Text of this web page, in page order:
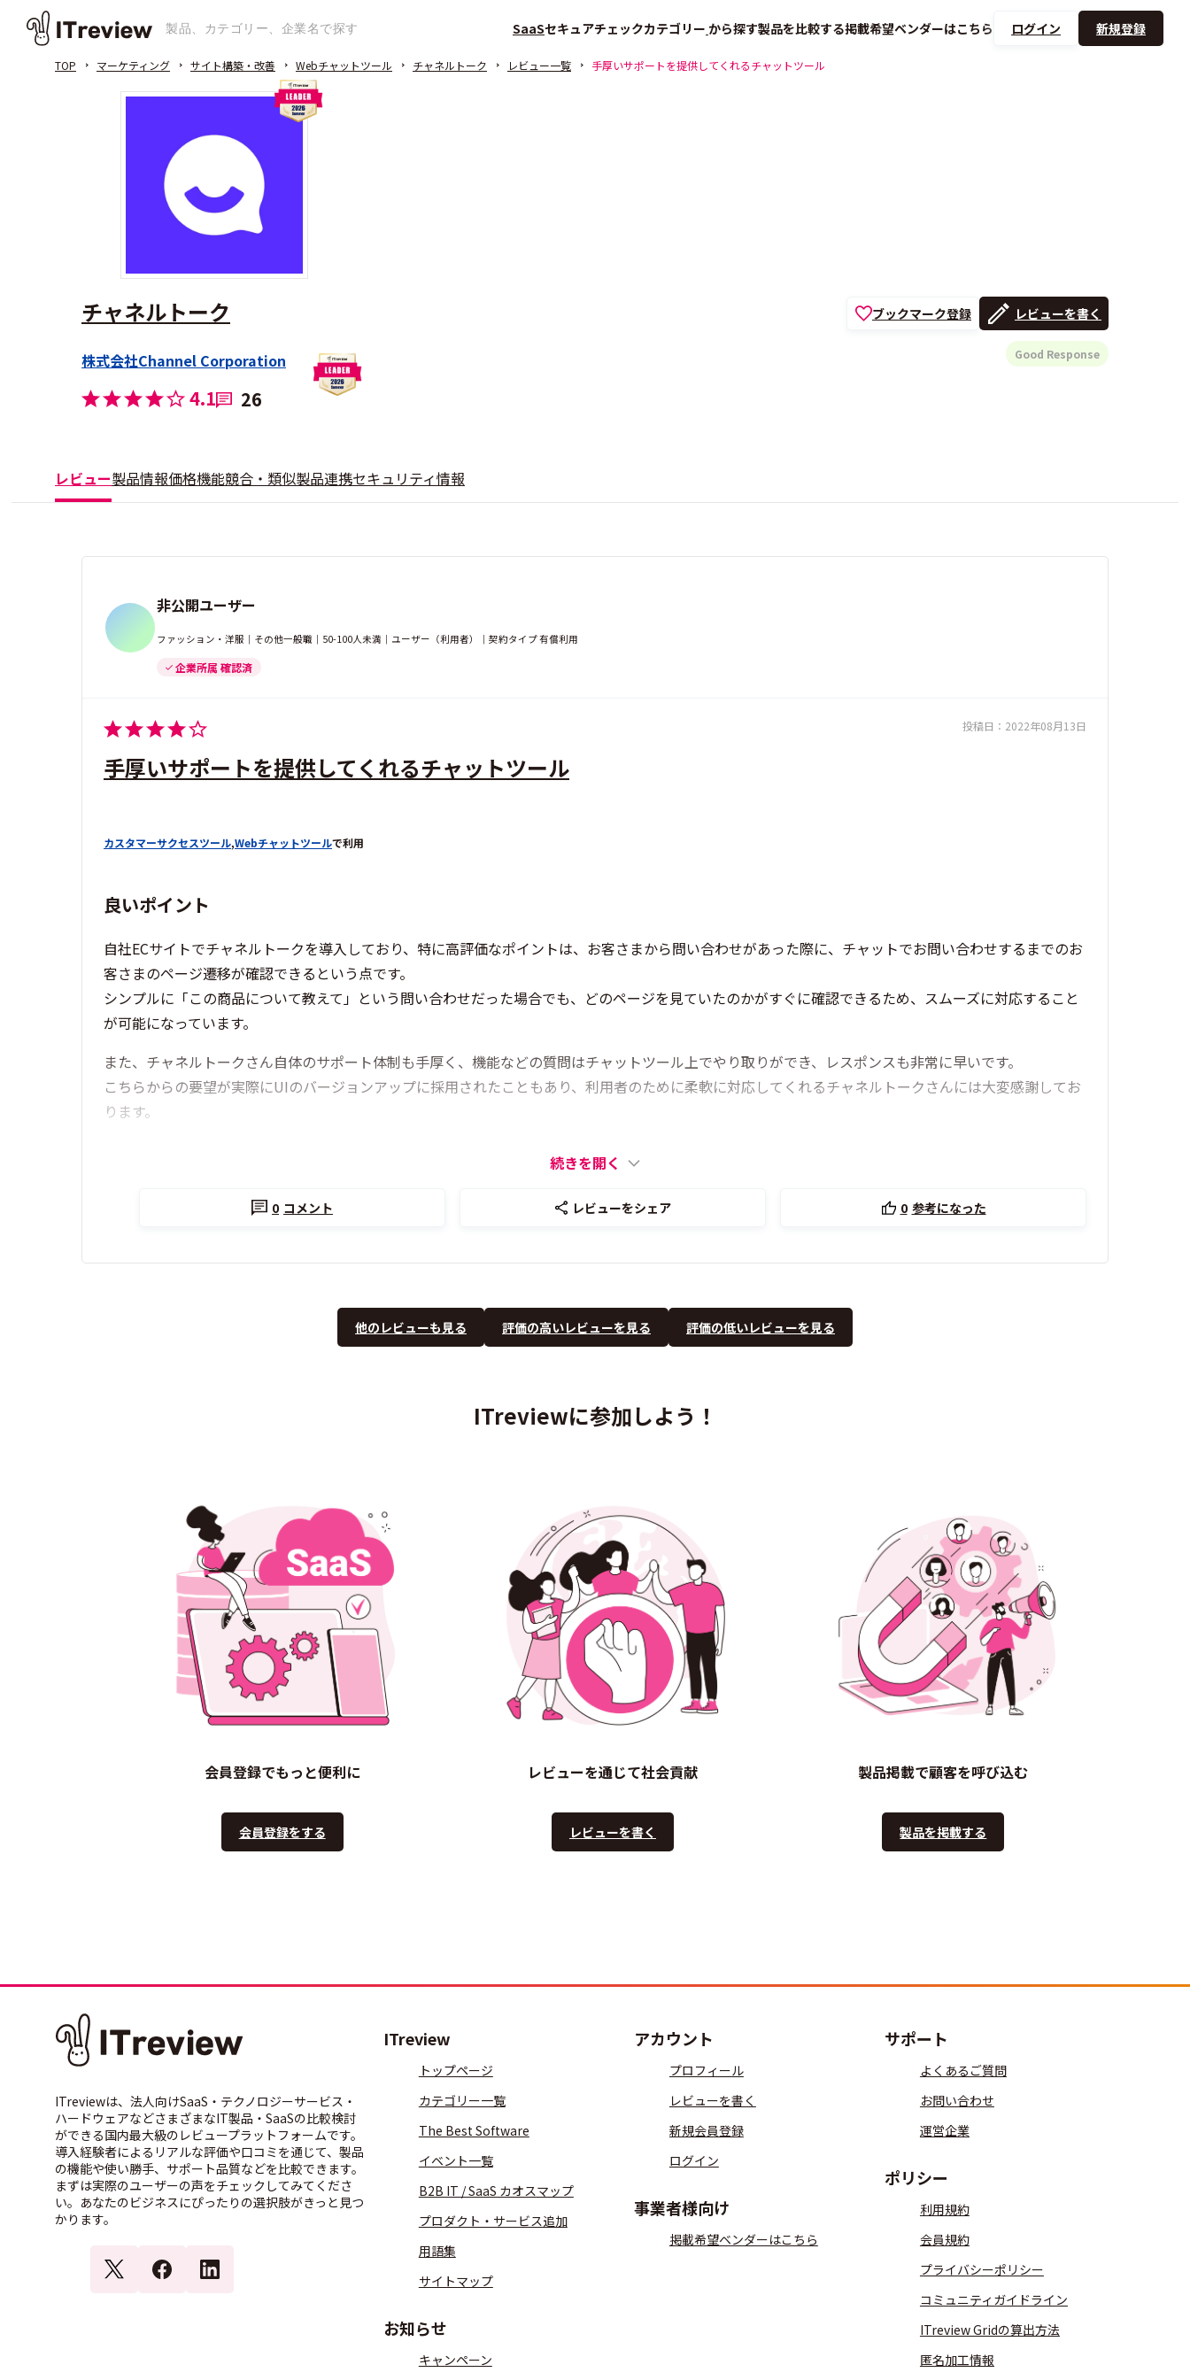
SaaSセキュアチェックカテゴリー から探す製品を比較する掲載希望ベンダーはこちら ログイン 新規登録
TOP マーケティング サイト構築・改善 Webチャットツール チャネルトーク レビュー一覧 手厚いサポートを提供してくれるチャットツール
チャネルトーク
株式会社Channel Corporation
4.1 26
ブックマーク登録 レビューを書く
Good Response
レビュー製品情報価格機能競合・類似製品連携セキュリティ情報
非公開ユーザー
ファッション・洋服｜その他一般職｜50-100人未満｜ユーザー（利用者）｜契約タイプ 有償利用
企業所属 確認済
投稿日： 2022年08月13日
手厚いサポートを提供してくれるチャットツール
カスタマーサクセスツール,Webチャットツールで利用
良いポイント
自社ECサイトでチャネルトークを導入しており、特に高評価なポイントは、お客さまから問い合わせがあった際に、チャットでお問い合わせするまでのお
客さまのページ遷移が確認できるという点です。
シンプルに「この商品について教えて」という問い合わせだった場合でも、どのページを見ていたのかがすぐに確認できるため、スムーズに対応すること
が可能になっています。
また、チャネルトークさん自体のサポート体制も手厚く、機能などの質問はチャットツール上でやり取りができ、レスポンスも非常に早いです。
こちらからの要望が実際にUIのバージョンアップに採用されたこともあり、利用者のために柔軟に対応してくれるチャネルトークさんには大変感謝してお
ります。
続きを開く
0 コメント レビューをシェア 0 参考になった
他のレビューも見る 評価の高いレビューを見る 評価の低いレビューを見る
ITreviewに参加しよう！
会員登録でもっと便利に
会員登録をする
レビューを通じて社会貢献
レビューを書く
製品掲載で顧客を呼び込む
製品を掲載する
ITreviewは、法人向けSaaS・テクノロジーサービス・
ハードウェアなどさまざまなIT製品・SaaSの比較検討
ができる国内最大級のレビュープラットフォームです。
導入経験者によるリアルな評価や口コミを通じて、製品
の機能や使い勝手、サポート品質などを比較できます。
まずは実際のユーザーの声をチェックしてみてくださ
い。あなたのビジネスにぴったりの選択肢がきっと見つ
かります。
ITreview
トップページ
カテゴリー一覧
The Best Software
イベント一覧
B2B IT / SaaS カオスマップ
プロダクト・サービス追加
用語集
サイトマップ
お知らせ
キャンペーン
アカウント
プロフィール
レビューを書く
新規会員登録
ログイン
事業者様向け
掲載希望ベンダーはこちら
サポート
よくあるご質問
お問い合わせ
運営企業
ポリシー
利用規約
会員規約
プライバシーポリシー
コミュニティガイドライン
ITreview Gridの算出方法
匿名加工情報